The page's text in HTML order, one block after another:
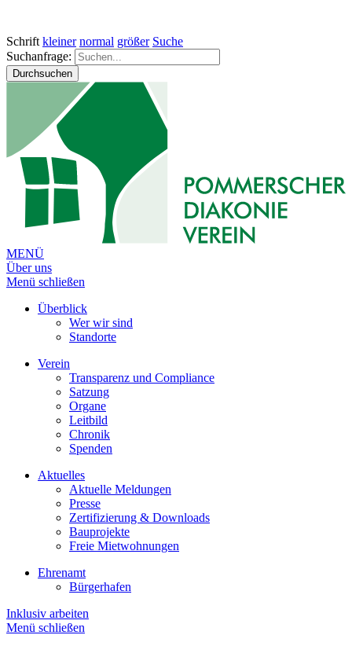
Schrift kleiner normal größer Suche
Suchanfrage:
Durchsuchen
MENÜ
Über uns
Menü schließen
Überblick
Wer wir sind
Standorte
Verein
Transparenz und Compliance
Satzung
Organe
Leitbild
Chronik
Spenden
Aktuelles
Aktuelle Meldungen
Presse
Zertifizierung & Downloads
Bauprojekte
Freie Mietwohnungen
Ehrenamt
Bürgerhafen
Inklusiv arbeiten
Menü schließen